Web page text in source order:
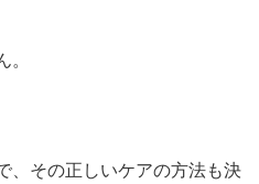
、その正しいケアの方法も決